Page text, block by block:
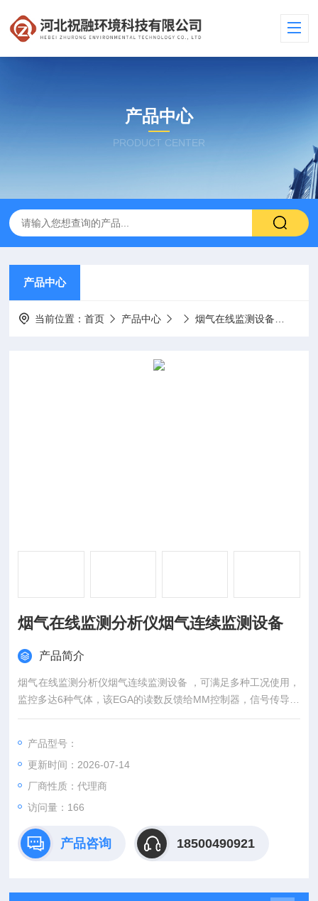
产品中心
PRODUCT CENTER
产品中心
当前位置：首页 产品中心 烟气在线监测设备
烟气在线监测分析仪烟气连续监测设备
产品简介
烟气在线监测分析仪烟气连续监测设备 ，可满足多种工况使用，
监控多达6种气体，该EGA的读数反馈给MM控制器，信号传导它
来调整燃料/空气比(微调)，从耳优化燃烧器的性能。
产品型号：
更新时间：2026-07-14
厂商性质：代理商
访问量：166
产品咨询 18500490921